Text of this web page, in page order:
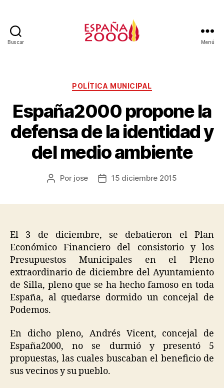
Buscar Menú
POLÍTICA MUNICIPAL
España2000 propone la
defensa de la identidad y
del medio ambiente
Por jose 15 diciembre 2015
El 3 de diciembre, se debatieron el Plan
Económico Financiero del consistorio y los
Presupuestos Municipales en el Pleno
extraordinario de diciembre del Ayuntamiento
de Silla, pleno que se ha hecho famoso en toda
España, al quedarse dormido un concejal de
Podemos.
En dicho pleno, Andrés Vicent, concejal de
España2000, no se durmió y presentó 5
propuestas, las cuales buscaban el beneficio de
sus vecinos y su pueblo.